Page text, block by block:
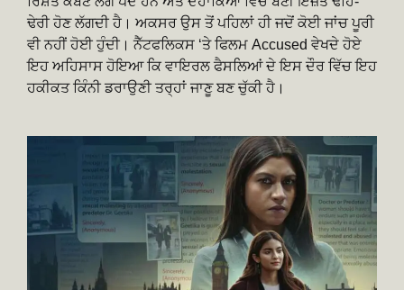
ਢੇਰੀ ਹੋਣ ਲੱਗਦੀ ਹੈ। ਅਕਸਰ ਉਸ ਤੋਂ ਪਹਿਲਾਂ ਹੀ ਜਦੋਂ ਕੋਈ ਜਾਂਚ ਪੂਰੀ
ਵੀ ਨਹੀਂ ਹੋਈ ਹੁੰਦੀ। ਨੈੱਟਫਲਿਕਸ ‘ਤੇ ਫਿਲਮ Accused ਵੇਖਦੇ ਹੋਏ
ਇਹ ਅਹਿਸਾਸ ਹੋਇਆ ਕਿ ਵਾਇਰਲ ਫੈਸਲਿਆਂ ਦੇ ਇਸ ਦੌਰ ਵਿੱਚ ਇਹ
ਹਕੀਕਤ ਕਿੰਨੀ ਡਰਾਉਣੀ ਤਰ੍ਹਾਂ ਜਾਣੂ ਬਣ ਚੁੱਕੀ ਹੈ।